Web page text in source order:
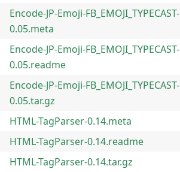
Encode-JP-Emoji-FB_EMOJI_TYPECAST-
0.05.meta
Encode-JP-Emoji-FB_EMOJI_TYPECAST-
0.05.readme
Encode-JP-Emoji-FB_EMOJI_TYPECAST-
0.05.tar.gz
HTML-TagParser-0.14.meta
HTML-TagParser-0.14.readme
HTML-TagParser-0.14.tar.gz